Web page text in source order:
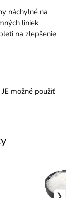
náchylné na
liniek
na zlepšenie
možné použiť